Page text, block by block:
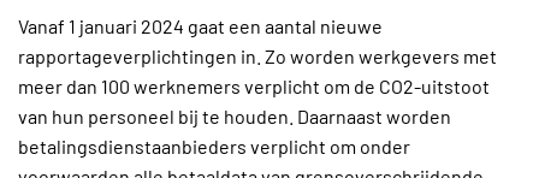
Vanaf 1 januari 2024 gaat een aantal nieuwe
rapportageverplichtingen in. Zo worden werkgevers met
meer dan 100 werknemers verplicht om de CO2-uitstoot
van hun personeel bij te houden. Daarnaast worden
betalingsdienstaanbieders verplicht om onder